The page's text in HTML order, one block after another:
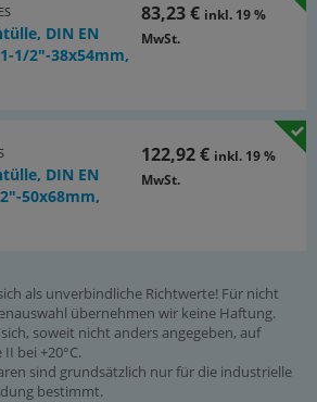
DIN EN
1/2"-38x54mm,
83,23 € inkl. 19 %
MwSt.
DIN EN
50x68mm,
122,92 € inkl. 19 %
MwSt.
als unverbindliche Richtwerte! Für nicht
übernehmen wir keine Haftung.
soweit nicht anders angegeben, auf
bei +20°C.
sind grundsätzlich nur für die industrielle
bestimmt.